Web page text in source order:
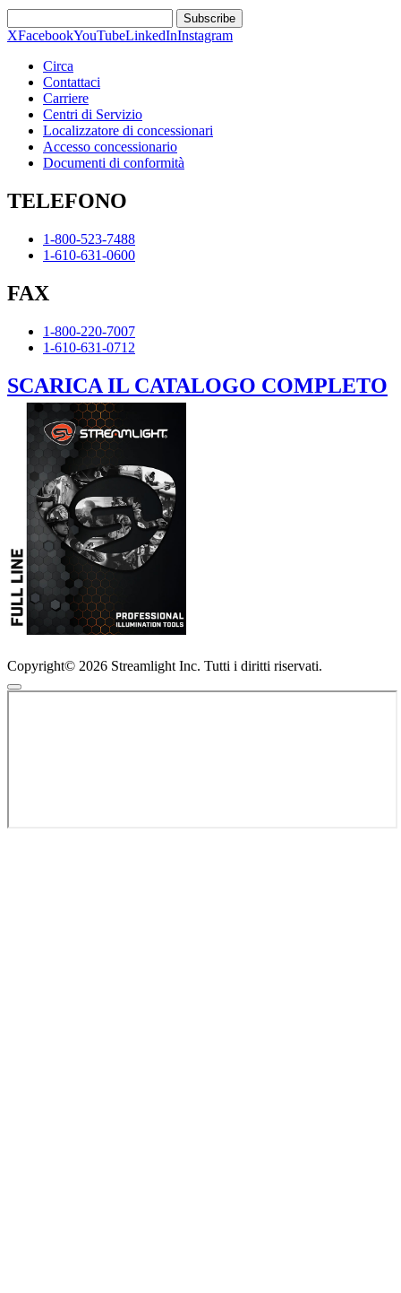
Subscribe
XFacebookYouTubeLinkedInInstagram
Circa
Contattaci
Carriere
Centri di Servizio
Localizzatore di concessionari
Accesso concessionario
Documenti di conformità
TELEFONO
1-800-523-7488
1-610-631-0600
FAX
1-800-220-7007
1-610-631-0712
SCARICA IL CATALOGO COMPLETO
Copyright© 2026 Streamlight Inc. Tutti i diritti riservati.